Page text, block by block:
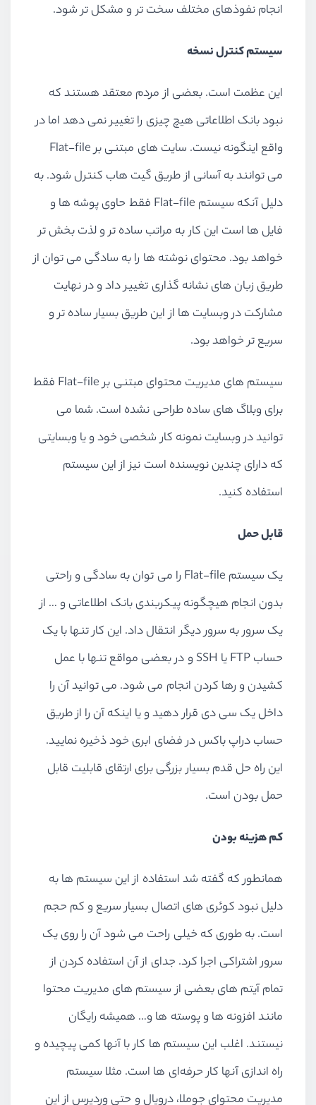
انجام نفوذهای مختلف سخت تر و مشکل تر شود.
سیستم کنترل نسخه
این عظمت است. بعضی از مردم معتقد هستند که
نبود بانک اطلاعاتی هیچ چیزی را تغییر نمی دهد اما در
واقع اینگونه نیست. سایت های مبتنی بر Flat-file
می توانند به آسانی از طریق گیت هاب کنترل شود. به
دلیل آنکه سیستم Flat-file فقط حاوی پوشه ها و
فایل ها است این کار به مراتب ساده تر و لذت بخش تر
خواهد بود. محتوای نوشته ها را به سادگی می توان از
طریق زبان های نشانه گذاری تغییر داد و در نهایت
مشارکت در وبسایت ها از این طریق بسیار ساده تر و
سریع تر خواهد بود.
سیستم های مدیریت محتوای مبتنی بر Flat-file فقط
برای وبلاگ های ساده طراحی نشده است. شما می
توانید در وبسایت نمونه کار شخصی خود و یا وبسایتی
که دارای چندین نویسنده است نیز از این سیستم
استفاده کنید.
قابل حمل
یک سیستم Flat-file را می توان به سادگی و راحتی
بدون انجام هیچگونه پیکربندی بانک اطلاعاتی و … از
یک سرور به سرور دیگر انتقال داد. این کار تنها با یک
حساب FTP یا SSH و در بعضی مواقع تنها با عمل
کشیدن و رها کردن انجام می شود. می توانید آن را
داخل یک سی دی قرار دهید و یا اینکه آن را از طریق
حساب دراپ باکس در فضای ابری خود ذخیره نمایید.
این راه حل قدم بسیار بزرگی برای ارتقای قابلیت قابل
حمل بودن است.
کم هزینه بودن
همانطور که گفته شد استفاده از این سیستم ها به
دلیل نبود کوئری های اتصال بسیار سریع و کم حجم
است. به طوری که خیلی راحت می شود آن را روی یک
سرور اشتراکی اجرا کرد. جدای از آن استفاده کردن از
تمام آیتم های بعضی از سیستم های مدیریت محتوا
مانند افزونه ها و پوسته ها و… همیشه رایگان
نیستند. اغلب این سیستم ها کار با آنها کمی پیچیده و
راه اندازی آنها کار حرفه‌ای ها است. مثلا سیستم
مدیریت محتوای جوملا، دروپال و حتی وردپرس از این